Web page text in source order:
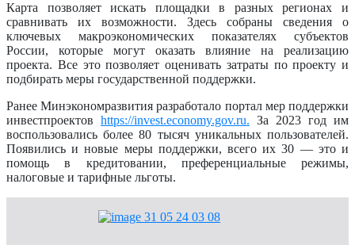
Карта позволяет искать площадки в разных регионах и
сравнивать их возможности. Здесь собраны сведения о
ключевых макроэкономических показателях субъектов
России, которые могут оказать влияние на реализацию
проекта. Все это позволяет оценивать затраты по проекту и
подбирать меры государственной поддержки.
Ранее Минэкономразвития разработало портал мер поддержки
инвестпроектов https://invest.economy.gov.ru. За 2023 год им
воспользовались более 80 тысяч уникальных пользователей.
Появились и новые меры поддержки, всего их 30 — это и
помощь в кредитовании, преференциальные режимы,
налоговые и тарифные льготы.